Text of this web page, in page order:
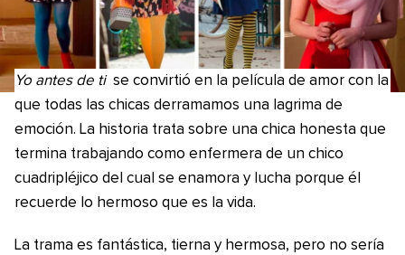
Yo antes de ti se convirtió en la película de amor con la
que todas las chicas derramamos una lagrima de
emoción. La historia trata sobre una chica honesta que
termina trabajando como enfermera de un chico
cuadripléjico del cual se enamora y lucha porque él
recuerde lo hermoso que es la vida.
La trama es fantástica, tierna y hermosa, pero no sería